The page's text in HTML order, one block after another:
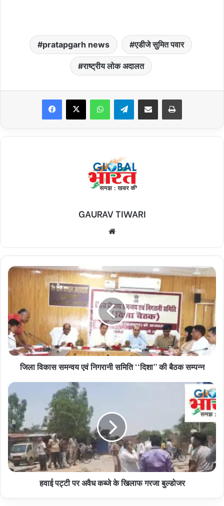
pratapgarh news एडीजे सुमित पवार
राष्ट्रीय लोक अदालत
Facebook
X WhatsAppTelegramShare via Email Print
GAURAV TIWARI
जिला
विकास
समन्वय
निगरानी
समिति
‘‘दिशा’’
की
बैठक
सम्पन्नजिला विकास समन्वय एवं निगरानी समिति ‘‘दिशा’’ की बैठक सम्पन्न
हवाई
पट्टी
पर
अवैध
कब्जे
के
खिलाफ
गरजा
बुल्डोजर
हवाई पट्टी पर अवैध कब्जे के खिलाफ गरजा बुल्डोजर